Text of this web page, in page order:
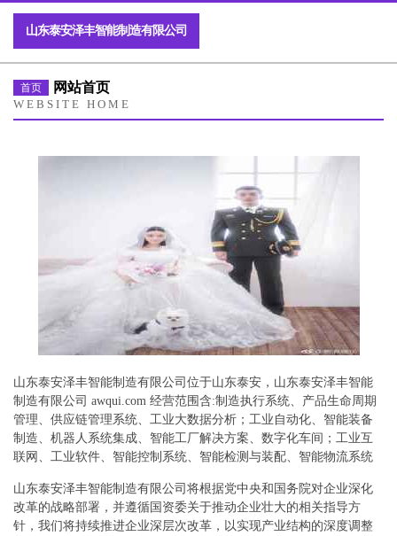
山东泰安泽丰智能制造有限公司
首页 网站首页
WEBSITE HOME
山东泰安泽丰智能制造有限公司位于山东泰安，山东泰安泽丰智能
制造有限公司 awqui.com 经营范围含:制造执行系统、产品生命周期
管理、供应链管理系统、工业大数据分析；工业自动化、智能装备
制造、机器人系统集成、智能工厂解决方案、数字化车间；工业互
联网、工业软件、智能控制系统、智能检测与装配、智能物流系统
山东泰安泽丰智能制造有限公司将根据党中央和国务院对企业深化
改革的战略部署，并遵循国资委关于推动企业壮大的相关指导方
针，我们将持续推进企业深层次改革，以实现产业结构的深度调整